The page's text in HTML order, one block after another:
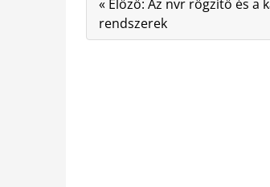
« Előző: Az nvr rögzítő és a
rendszerek